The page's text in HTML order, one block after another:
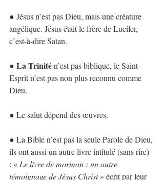
● Jésus n’est pas Dieu, mais une créature
angélique. Jésus était le frère de Lucifer,
c’est-à-dire Satan.
● La Trinité n’est pas biblique, le Saint-
Esprit n’est pas non plus reconnu comme
Dieu.
● Le salut dépend des œuvres.
● La Bible n’est pas la seule Parole de Dieu,
ils ont aussi un autre livre intitulé (sans rire)
: « Le livre de mormon : un autre
témoignage de Jésus Christ » écrit par leur